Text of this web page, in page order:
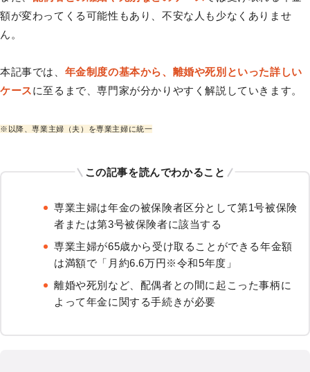
額が変わってくる可能性もあり、不安な人も少なくありませ
ん。
本記事では、 年金制度の基本から、離婚や死別といった詳しい
ケースに至るまで、専門家が分かりやすく解説していきます。
※以降、専業主婦（夫）を専業主婦に統一
この記事を読んでわかること
専業主婦は年金の被保険者区分として第1号被保険
者または第3号被保険者に該当する
専業主婦が65歳から受け取ることができる年金額
は満額で「月約6.6万円※令和5年度」
離婚や死別など、配偶者との間に起こった事柄に
よって年金に関する手続きが必要